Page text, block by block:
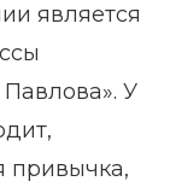
является
У
привычка,